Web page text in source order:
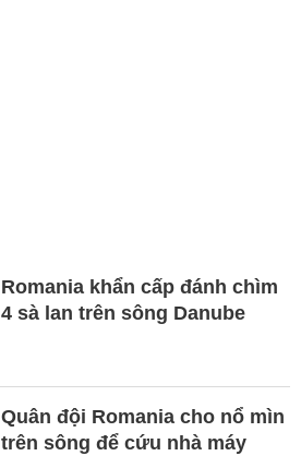
Romania khẩn cấp đánh chìm
4 sà lan trên sông Danube
Quân đội Romania cho nổ mìn
trên sông để cứu nhà máy